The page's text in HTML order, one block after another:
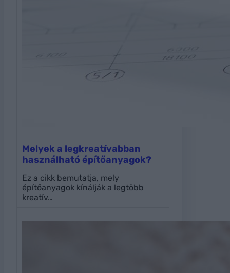
Melyek a legkreatívabban
használható építőanyagok?
Ez a cikk bemutatja, mely
építőanyagok kínálják a legtöbb
kreatív…